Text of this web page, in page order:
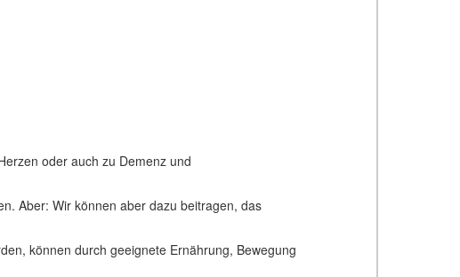
oder auch zu Demenz und
Aber: Wir können aber dazu beitragen, das
können durch geeignete Ernährung, Bewegung